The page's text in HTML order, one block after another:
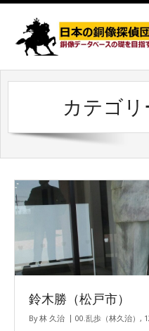
カテゴリ
鈴木勝（松戸市）
By林 久治 00.乱歩（林久治） ,